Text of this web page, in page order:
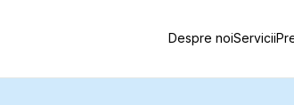
Despre noiServicii